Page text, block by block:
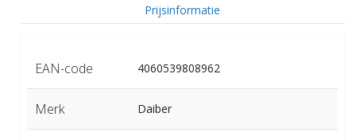
Prijsinformatie
EAN-code 4060539808962
Merk Daiber